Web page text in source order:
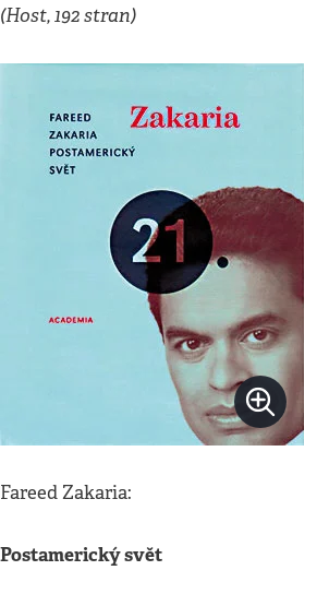
(Host, 192 stran)
Fareed Zakaria:
Postamerický svět